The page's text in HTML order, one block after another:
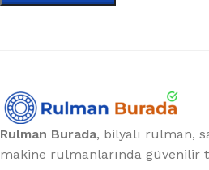
Rulman Burada, bilyalı rulman,
makine rulmanlarında güvenilir